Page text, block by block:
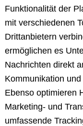
Funktionalität der
mit verschiedenen
Drittanbietern
ermöglichen es
Nachrichten direkt
Kommunikation
Ebenso optimieren
Marketing- und
umfassende